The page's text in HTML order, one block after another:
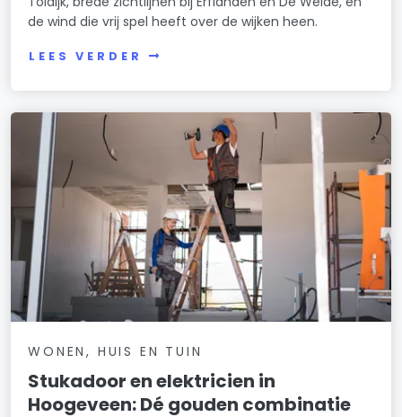
de wind die vrij spel heeft over de wijken heen.
LEES VERDER
WONEN, HUIS EN TUIN
Stukadoor en elektricien in
Hoogeveen: Dé gouden combinatie